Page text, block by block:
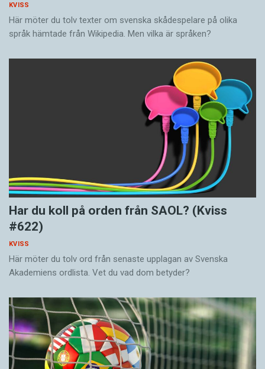
KVISS
Här möter du tolv texter om svenska skådespelare på olika
språk hämtade från Wikipedia. Men vilka är språken?
Har du koll på orden från SAOL? (Kviss
#622)
KVISS
Här möter du tolv ord från senaste upplagan av Svenska
Akademiens ordlista. Vet du vad dom betyder?